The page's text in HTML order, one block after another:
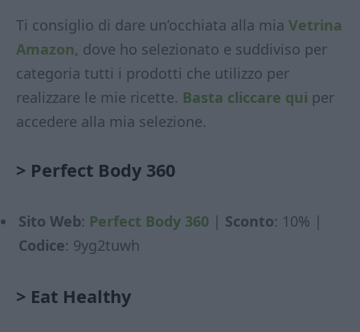
Ti consiglio di dare un’occhiata alla mia Vetrina
Amazon, dove ho selezionato e suddiviso per
categoria tutti i prodotti che utilizzo per
realizzare le mie ricette. Basta cliccare qui per
accedere alla mia selezione.
> Perfect Body 360
Sito Web: Perfect Body 360 | Sconto: 10% |
Codice: 9yg2tuwh
> Eat Healthy